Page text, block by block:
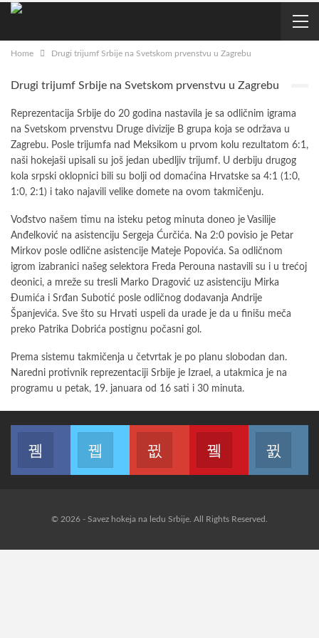
Home Drugi trijumf Srbije na Svetskom prvenstvu u Zagrebu
Drugi trijumf Srbije na Svetskom prvenstvu u Zagrebu
Reprezentacija Srbije do 20 godina nastavila je sa odličnim igrama
na Svetskom prvenstvu Druge divizije B grupa koja se održava u
Zagrebu. Posle trijumfa nad Meksikom u prvom kolu rezultatom 6:1,
naši hokejaši upisali su još jedan ubedljiv trijumf. U derbiju drugog
kola srpski oklopnici bili su bolji od domaćina Hrvatske sa 4:1 (1:0,
1:0, 2:1) i tako najavili velike domete na ovom takmičenju.
Vođstvo našem timu na isteku petog minuta doneo je Vasilije
Anđelković na asistenciju Sergeja Ćurčića. Na 2:0 povisio je Petar
Mirkov posle odlične asistencije Mateje Popovića. Sa odličnom
igrom izabranici našeg selektora Freda Perouna nastavili su i u trećoj
deonici, a mreže su tresli Marko Dragović uz asistenciju Mirka
Đumića i Srđan Subotić posle odličnog dodavanja Andrije
Španjevića. Sve što su Hrvati uspeli da urade je da u finišu meča
preko Patrika Dobrića postignu počasni gol.
Prema sistemu takmičenja u četvrtak je po planu slobodan dan.
Naredni protivnik reprezentaciji Srbije je Izrael, a utakmica je na
programu u petak, 19. januara od 16 sati i 30 minuta.
Join us on FacebookJoin us on TwitterJoin us on GoogleJoin us on
© 2026 - Savez hokeja na ledu Srbije. All Rights Reserved.